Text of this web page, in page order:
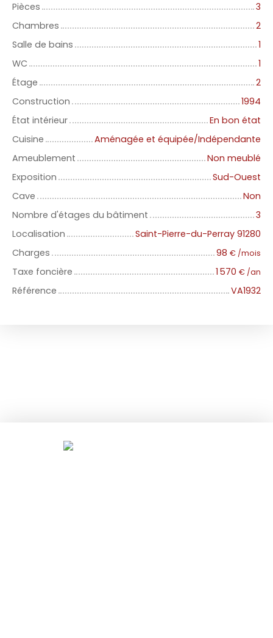
Pièces
3
Chambres
2
Salle de bains
1
WC
1
Étage
2
Construction
1994
État intérieur
En bon état
Cuisine
Aménagée et équipée/Indépendante
Ameublement
Non meublé
Exposition
Sud-Ouest
Cave
Non
Nombre d'étages du bâtiment
3
Localisation
Saint-Pierre-du-Perray 91280
Charges
98 € /mois
Taxe foncière 1 570 € /an
Référence VA1932